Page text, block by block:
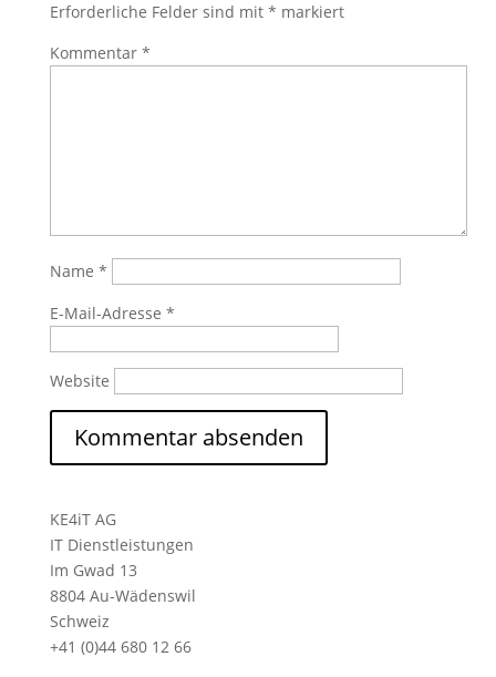
Erforderliche Felder sind mit * markiert
Kommentar *
Name *
E-Mail-Adresse *
Website
KE4iT AG
IT Dienstleistungen
Im Gwad 13
8804 Au-Wädenswil
Schweiz
+41 (0)44 680 12 66